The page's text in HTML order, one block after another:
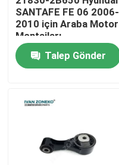
Fabrika turu
Kalite kontrol
SANTAFE FE 06 2006-
2010 için Araba Motor
Montajları
Talep Gönder